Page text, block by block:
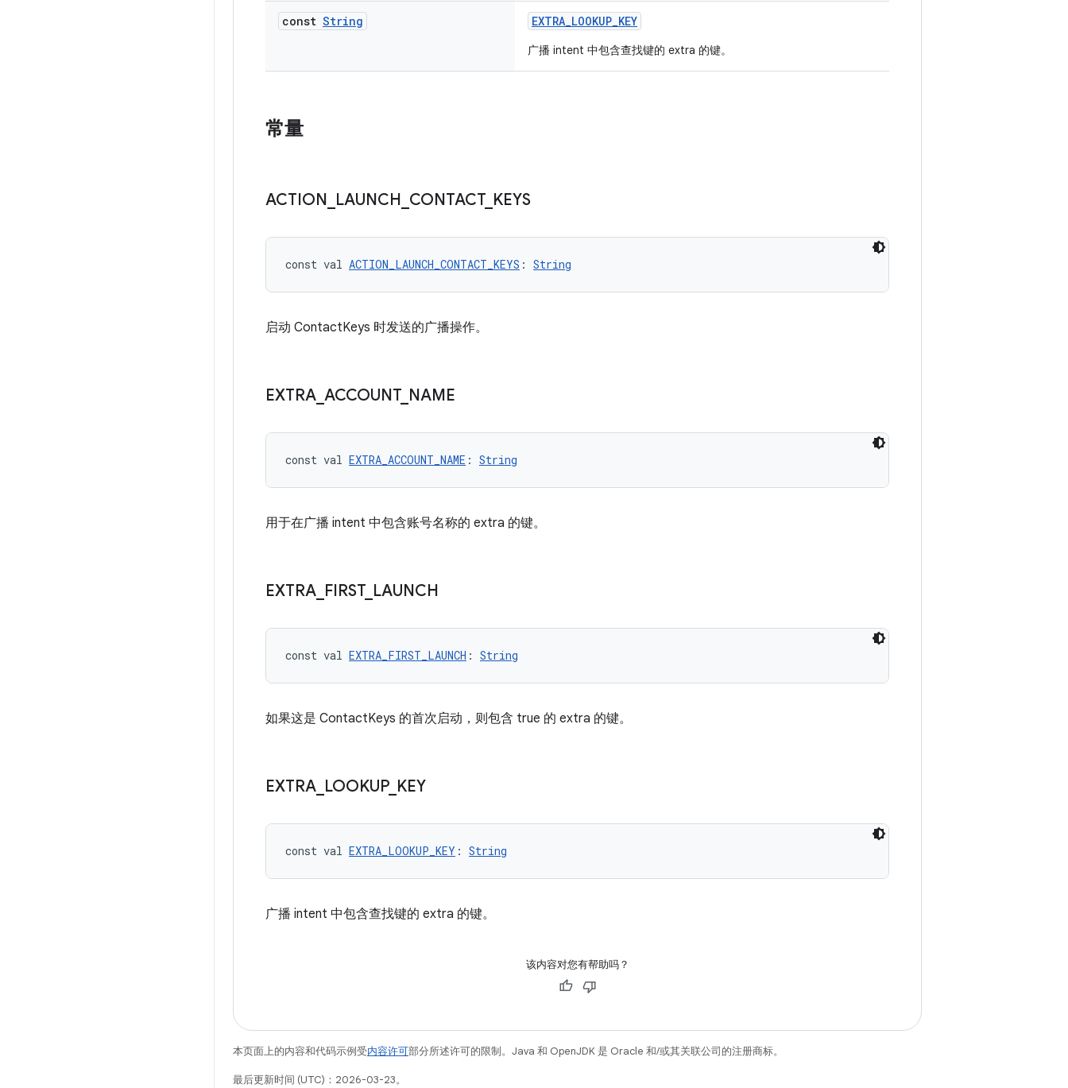
const String EXTRA_LOOKUP_KEY
广播 intent 中包含查找键的 extra 的键。
常量
ACTION LAUNCH CONTACT_ KEYS
const val ACTION_LAUNCH_CONTACT_KEYS : String
启动 ContactKeys 时发送的广播操作。
EXTRA ACCOUNT_ NAME
const val EXTRA_ACCOUNT_NAME : String
用于在广播 intent 中包含账号名称的 extra 的键。
EXTRA FIRST_ LAUNCH
const val EXTRA_FIRST_LAUNCH : String
如果这是 ContactKeys 的首次启动，则包含 true 的 extra 的键。
EXTRA LOOKUP_ KEY
const val EXTRA_LOOKUP_KEY : String
广播 intent 中包含查找键的 extra 的键。
该内容对您有帮助吗？
本页面上的内容和代码示例受内容许可部分所述许可的限制。Java 和 OpenJDK 是 Oracle 和/或其关联公司的注册商标。
最后更新时间 (UTC)：2026-03-23。